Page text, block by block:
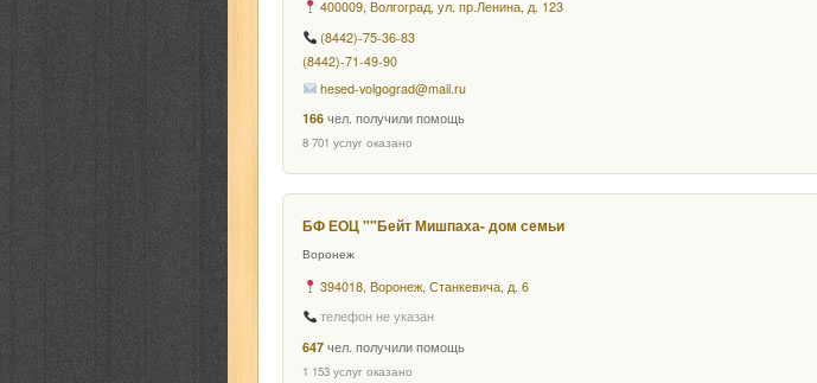
400009, Волгоград, ул. пр.Ленина, д. 123
(8442)-75-36-83
(8442)-71-49-90
hesed-volgograd@mail.ru
166 чел. получили помощь
8 701 услуг оказано
БФ ЕОЦ ""Бейт Мишпаха- дом семьи
Воронеж
394018, Воронеж, Станкевича, д. 6
телефон не указан
647 чел. получили помощь
1 153 услуг оказано